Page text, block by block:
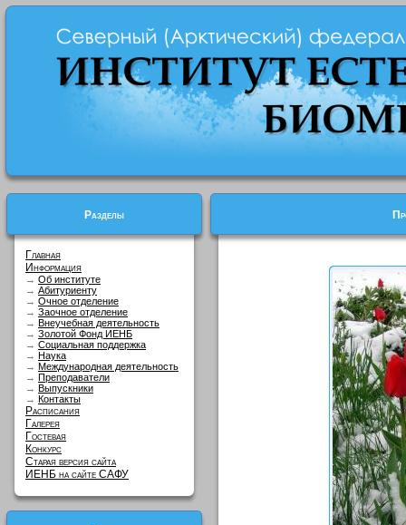
Разделы
Главная
Информация
→ Об институте
→ Абитуриенту
→ Очное отделение
→ Заочное отделение
→ Внеучебная деятельность
→ Золотой Фонд ИЕНБ
→ Социальная поддержка
→ Наука
→ Международная деятельность
→ Преподаватели
→ Выпускники
→ Контакты
Расписания
Галерея
Гостевая
Конкурс
Старая версия сайта
ИЕНБ на сайте САФУ